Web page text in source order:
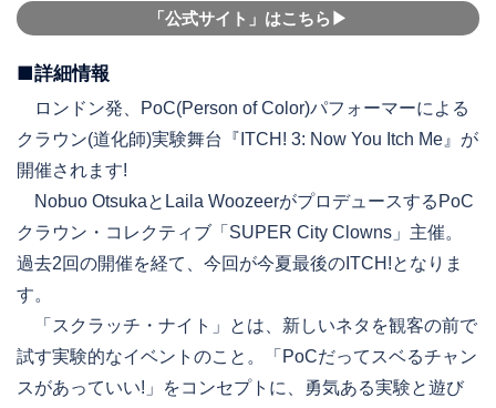
「公式サイト」はこちら▶︎
■詳細情報
ロンドン発、PoC(Person of Color)パフォーマーによる
クラウン(道化師)実験舞台『ITCH! 3: Now You Itch Me』が
開催されます!
Nobuo OtsukaとLaila WoozeerがプロデュースするPoC
クラウン・コレクティブ「SUPER City Clowns」主催。
過去2回の開催を経て、今回が今夏最後のITCH!となりま
す。
「スクラッチ・ナイト」とは、新しいネタを観客の前で
試す実験的なイベントのこと。「PoCだってスベるチャン
スがあっていい!」をコンセプトに、勇気ある実験と遊び